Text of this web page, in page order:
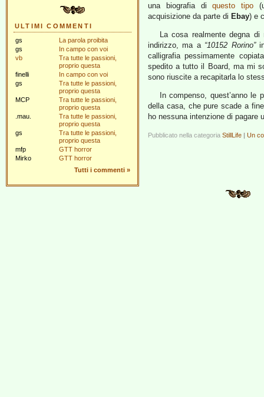
ULTIMI COMMENTI
gs
La parola proibita
gs
In campo con voi
vb
Tra tutte le passioni,
proprio questa
finelli
In campo con voi
gs
Tra tutte le passioni,
proprio questa
MCP
Tra tutte le passioni,
proprio questa
.mau.
Tra tutte le passioni,
proprio questa
gs
Tra tutte le passioni,
proprio questa
mfp
GTT horror
Mirko
GTT horror
Tutti i commenti »
una biografia diquesto tipo
acquisizione da parte di Ebay) e
La cosa realmente degna
indirizzo, ma a “10152 Rorino”
calligrafia pessimamente
spedito a tutto il Board, ma mi
sono riuscite a recapitarla lo
In compenso, quest’anno
della casa, che pure scade a
ho nessuna intenzione di pagare
Pubblicato nella categoria StillLife | Un